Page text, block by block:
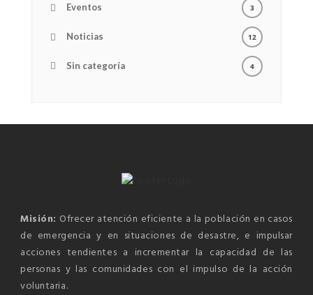
Eventos 3
Noticias 12
Sin categoría 4
Misión: Ofrecer atención eficiente a la población en casos
de emergencia y en situaciones de desastre, e impulsar
acciones tendientes a incrementar la capacidad de las
personas y las comunidades con el impulso de la acción
voluntaria.